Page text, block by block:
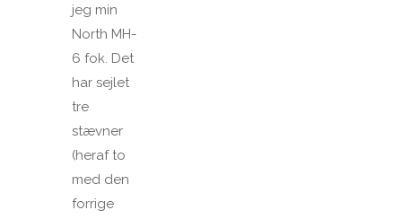
jeg min
North MH-
6 fok. Det
har sejlet
tre
stævner
(heraf to
med den
forrige